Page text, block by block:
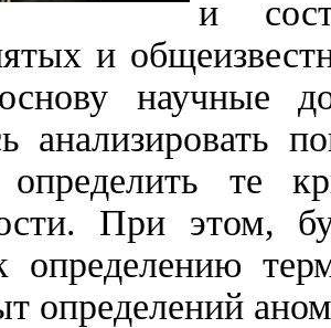
и
и
научные
анализировать
определить те
При этом,
определению
определений